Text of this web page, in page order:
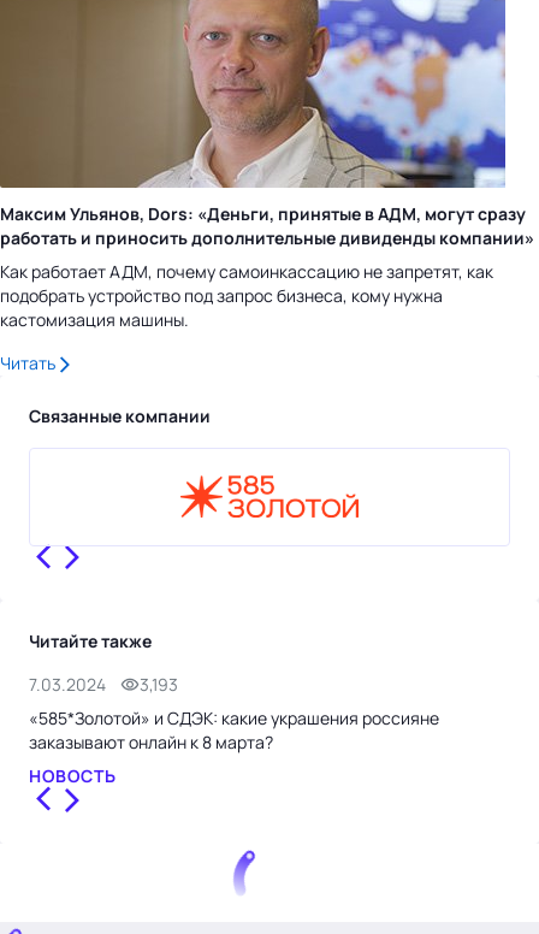
Максим Ульянов, Dors: «Деньги, принятые в АДМ, могут сразу
работать и приносить дополнительные дивиденды компании»
Как работает АДМ, почему самоинкассацию не запретят, как
подобрать устройство под запрос бизнеса, кому нужна
кастомизация машины.
Читать
Связанные компании
Читайте также
7.03.2024
3,193
«585*Золотой» и СДЭК: какие украшения россияне
заказывают онлайн к 8 марта?
НОВОСТЬ